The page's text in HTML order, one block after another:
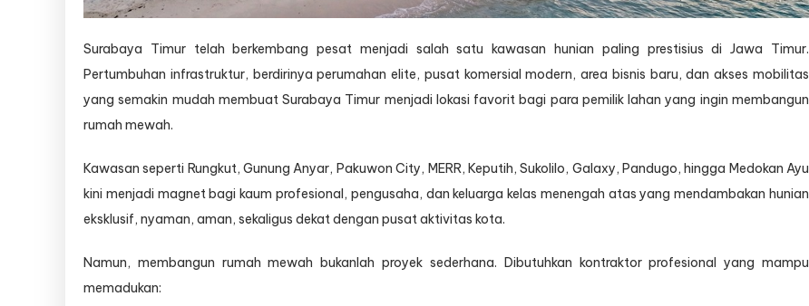
Surabaya Timur telah berkembang pesat menjadi salah satu kawasan hunian paling prestisius di Jawa Timur.
Pertumbuhan infrastruktur, berdirinya perumahan elite, pusat komersial modern, area bisnis baru, dan akses mobilitas
yang semakin mudah membuat Surabaya Timur menjadi lokasi favorit bagi para pemilik lahan yang ingin membangun
rumah mewah.
Kawasan seperti Rungkut, Gunung Anyar, Pakuwon City, MERR, Keputih, Sukolilo, Galaxy, Pandugo, hingga Medokan Ayu
kini menjadi magnet bagi kaum profesional, pengusaha, dan keluarga kelas menengah atas yang mendambakan hunian
eksklusif, nyaman, aman, sekaligus dekat dengan pusat aktivitas kota.
Namun, membangun rumah mewah bukanlah proyek sederhana. Dibutuhkan kontraktor profesional yang mampu
memadukan: